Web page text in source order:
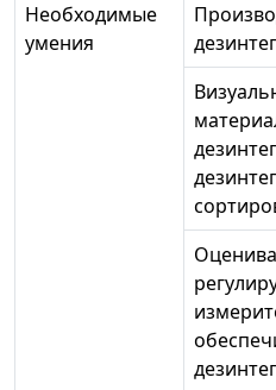
Необходимые
умения